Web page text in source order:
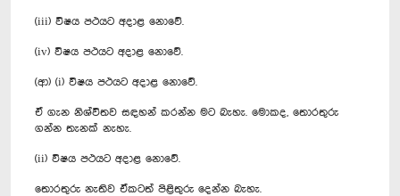
(iii) විෂය පථයට අදාළ නොවේ.
(iv) විෂය පථයට අදාළ නොවේ.
(ආ) (i) විෂය පථයට අදාළ නොවේ.
ඒ ගැන නිශ්විතව සඳහන් කරන්න මට බැහැ. මොකද, තොරතුරු
ගන්න තැනක් නැහැ.
(ii) විෂය පථයට අදාළ නොවේ.
තොරතුරු නැතිව ඒකටත් පිළිතුරු දෙන්න බැහැ.